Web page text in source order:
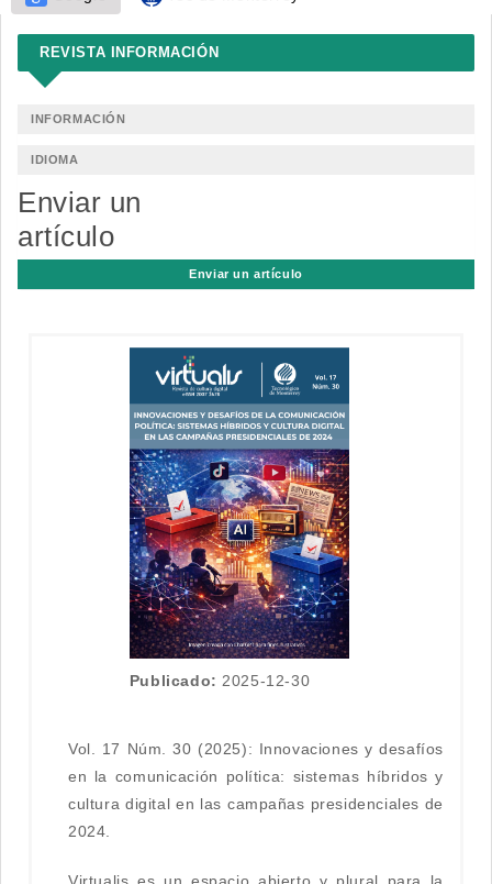
REVISTA INFORMACIÓN
INFORMACIÓN
IDIOMA
Enviar un
artículo
Enviar un artículo
Publicado: 2025-12-30
Vol. 17 Núm. 30 (2025): Innovaciones y desafíos
en la comunicación política: sistemas híbridos y
cultura digital en las campañas presidenciales de
2024.